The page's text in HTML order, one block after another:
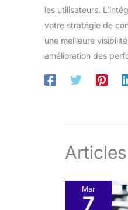
les utilisateurs.
votre stratégie de
une meilleure
amélioration des
Mar
7